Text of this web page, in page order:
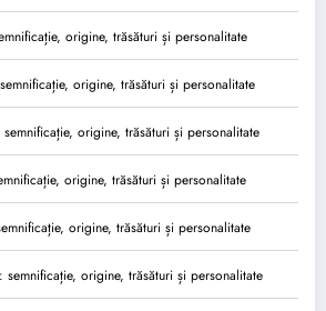
origine, trăsături și personalitate
origine, trăsături și personalitate
origine, trăsături și personalitate
origine, trăsături și personalitate
origine, trăsături și personalitate
semnificație, origine, trăsături și personalitate